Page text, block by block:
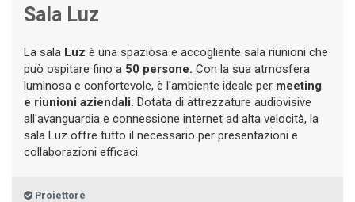
Sala Luz
La sala Luz è una spaziosa e accogliente sala riunioni che
può ospitare fino a 50 persone. Con la sua atmosfera
luminosa e confortevole, è l'ambiente ideale per meeting
e riunioni aziendali. Dotata di attrezzature audiovisive
all'avanguardia e connessione internet ad alta velocità, la
sala Luz offre tutto il necessario per presentazioni e
collaborazioni efficaci.
Proiettore